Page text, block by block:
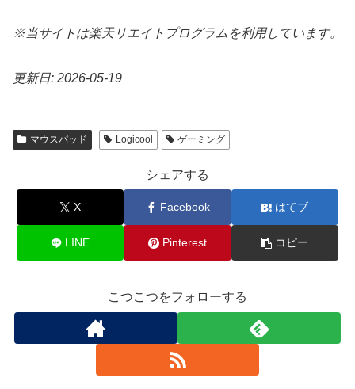
※当サイトは楽天リエイトプログラムを利用しています。
更新日: 2026-05-19
マウスパッド Logicool ゲーミング
シェアする
X Facebook はてブ
LINE Pinterest コピー
こつこつをフォローする